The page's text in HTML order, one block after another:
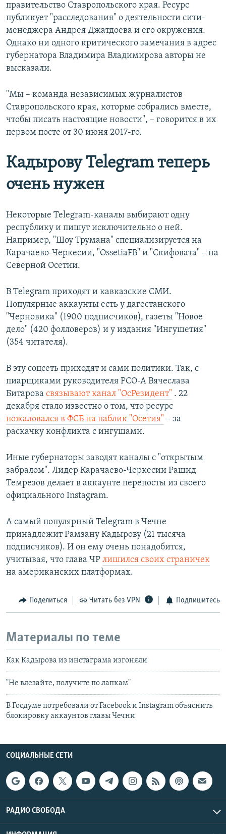
правительство Ставропольского края. Ресурс
публикует "расследования" о деятельности сити-
менеджера Андрея Джатдоева и его окружения.
Однако ни одного критического замечания в адрес
губернатора Владимира Владимирова авторы не
высказали.
"Мы – команда независимых журналистов
Ставропольского края, которые собрались вместе,
чтобы писать настоящие новости", – говорится в их
первом посте от 30 июня 2017-го.
Кадырову Telegram теперь
очень нужен
Некоторые Telegram-каналы выбирают одну
республику и пишут исключительно о ней.
Например, "Шоу Трумана" специализируется на
Карачаево-Черкесии, "OssetiaFB" и "Скифовата" – на
Северной Осетии.
В Telegram приходят и кавказские СМИ.
Популярные аккаунты есть у дагестанского
"Черновика" (1900 подписчиков), газеты "Новое
дело" (420 фолловеров) и у издания "Ингушетия"
(354 читателя).
В эту соцсеть приходят и сами политики. Так, с
пиарщиками руководителя РСО-А Вячеслава
Битарова связывают канал "ОсРезидент" . 22
декабря стало известно о том, что ресурс
пожаловался в ФСБ на паблик "Осетия" – за
раскачку конфликта с ингушами.
Иные губернаторы заводят каналы с "открытым
забралом". Лидер Карачаево-Черкесии Рашид
Темрезов делает в аккаунте перепосты из своего
официального Instagram.
А самый популярный Telegram в Чечне
принадлежит Рамзану Кадырову (21 тысяча
подписчиков). И он ему очень понадобится,
учитывая, что глава ЧР лишился своих страничек
на американских платформах.
Поделиться Читать без VPN Подпишитесь
Материалы по теме
Как Кадырова из инстаграма изгоняли
"Не влезайте, получите по лапкам"
В Госдуме потребовали от Facebook и Instagram объяснить
блокировку аккаунтов главы Чечни
СОЦИАЛЬНЫЕ СЕТИ
РАДИО СВОБОДА